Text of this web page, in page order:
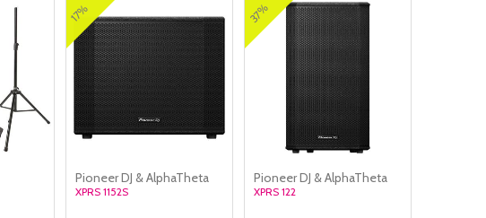
17%
Pioneer DJ & AlphaTheta
XPRS 1152S
37%
Pioneer DJ & AlphaTheta
XPRS 122